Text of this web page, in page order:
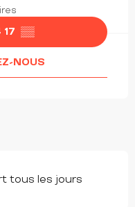
▒▒
NOUS
tous les jours